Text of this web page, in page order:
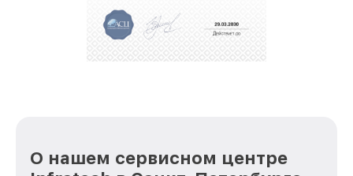
О нашем сервисном центре